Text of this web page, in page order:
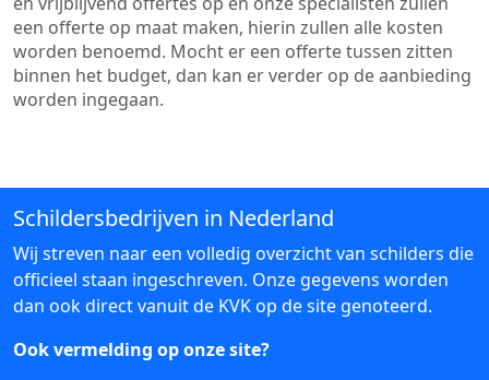
een offerte op maat maken, hierin zullen alle kosten
worden benoemd. Mocht er een offerte tussen zitten
binnen het budget, dan kan er verder op de aanbieding
worden ingegaan.
Schildersbedrijven in Nederland
Wij streven naar een volledig overzicht van schilders die
officieel staan ingeschreven. Onze gegevens worden
dan ook direct vanuit de KVK op de site genoteerd.
Ook vermelding op onze site?